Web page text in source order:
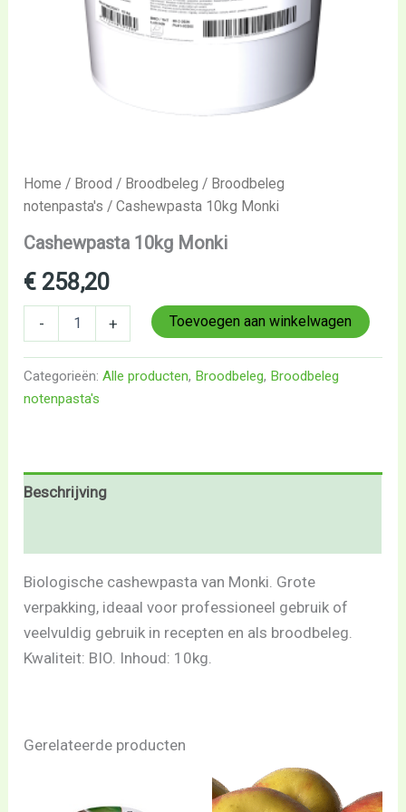
Home / Brood / Broodbeleg / Broodbeleg
notenpasta's / Cashewpasta 10kg Monki
Cashewpasta 10kg Monki
€ 258,20
- + Toevoegen aan winkelwagen
Categorieën:Alle producten, Broodbeleg, Broodbeleg
notenpasta's
Beschrijving
Biologische cashewpasta van Monki. Grote
verpakking, ideaal voor professioneel gebruik of
veelvuldig gebruik in recepten en als broodbeleg.
Kwaliteit: BIO. Inhoud: 10kg.
Gerelateerde producten